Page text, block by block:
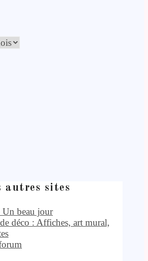
autres sites
beau jour
déco : Affiches, art mural,